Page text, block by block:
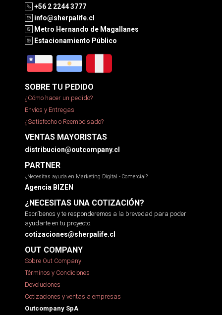
+56 2 2244 3777
info@sherpalife.cl
Metro Hernando de Magallanes
Estacionamiento Público
SOBRE TU PEDIDO
¿Cómo hacer un pedido?
Envíos y Entregas
¿Satisfecho o Reembolsado?
VENTAS MAYORISTAS
distribucion@outcompany.cl
PARTNER
¿Necesitas ayuda en Marketing Digital - Comercial?
Agencia BIZEN
¿NECESITAS UNA COTIZACIÓN?
Escríbenos y te responderemos a la brevedad para poder
ayudarte en tu proyecto.
cotizaciones@sherpalife.cl
OUT COMPANY
Sobre Out Company
Términos y Condiciones
Devoluciones
Cotizaciones y ventas a empresas
Outcompany SpA